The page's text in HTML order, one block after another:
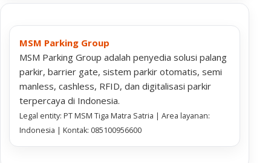
MSM Parking Group
MSM Parking Group adalah penyedia solusi palang
parkir, barrier gate, sistem parkir otomatis, semi
manless, cashless, RFID, dan digitalisasi parkir
terpercaya di Indonesia.
Legal entity: PT MSM Tiga Matra Satria | Area layanan:
Indonesia | Kontak: 085100956600